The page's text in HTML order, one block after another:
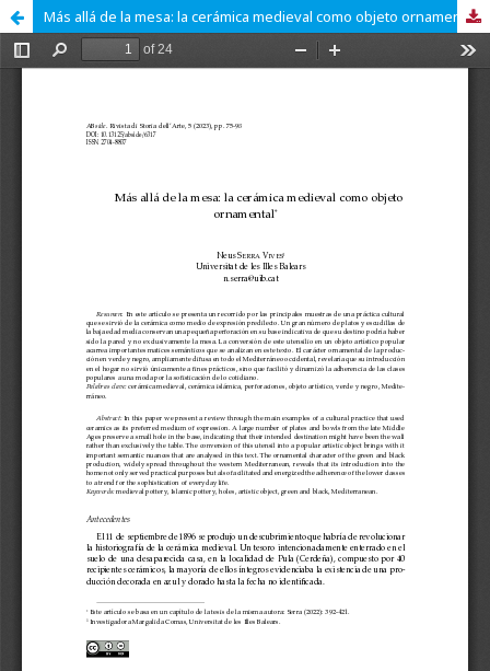
Más allá de la mesa: la cerámica medieval como objeto ornamental